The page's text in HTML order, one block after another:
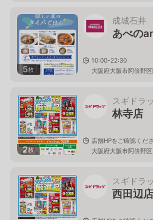
5枚
成城石井
あべの
10:00-22:30
大阪府大阪市阿倍野
2枚
スギドラ
林寺店
店舗HPをご確認くだ
大阪府大阪市阿倍野
スギドラ
西田辺店